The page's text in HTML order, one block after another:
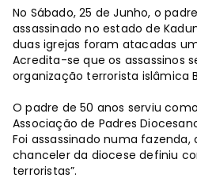
No Sábado, 25 de Junho, o
assassinado no estado de
duas igrejas foram atacadas
Acredita-se que os assassinos
organização terrorista islâmica
O padre de 50 anos serviu
Associação de Padres
Foi assassinado numa fazenda,
chanceler da diocese definiu
terroristas”.